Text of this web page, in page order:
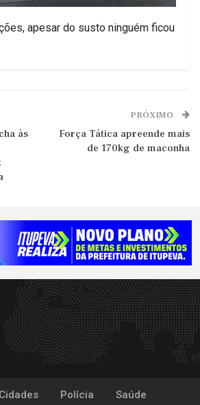
apesar do susto ninguém ficou
às
PRÓXIMO
Força Tática apreende mais
de 170kg de maconha
Cidades Polícia Saúde